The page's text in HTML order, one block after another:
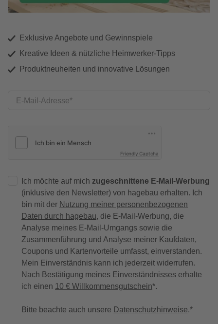
Exklusive Angebote und Gewinnspiele
Kreative Ideen & nützliche Heimwerker-Tipps
Produktneuheiten und innovative Lösungen
E-Mail-Adresse
Friendly Captcha
Ich möchte auf mich zugeschnittene E-Mail-Werbung
(inklusive den Newsletter) von hagebau erhalten. Ich
bin mit der Nutzung meiner personenbezogenen
Daten durch hagebau, die E-Mail-Werbung, die
Analyse meines E-Mail-Umgangs sowie die
Zusammenführung und Analyse meiner Kaufdaten,
Coupons und Kartenvorteile umfasst, einverstanden.
Mein Einverständnis kann ich jederzeit widerrufen.
Nach Bestätigung meines Einverständnisses erhalte
ich einen 10 € Willkommensgutschein*.
Bitte beachte auch unsere Datenschutzhinweise.